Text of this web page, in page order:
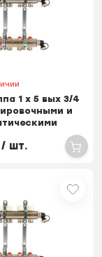
1 х 5 вых 3/4
и
/ шт.